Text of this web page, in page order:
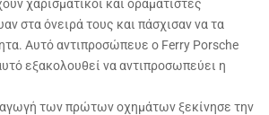
χαρισματικοί και οραματιστές
στα όνειρά τους και πάσχισαν να τα
Αυτό αντιπροσώπευε ο Ferry Porsche
εξακολουθεί να αντιπροσωπεύει η
των πρώτων οχημάτων ξεκίνησε την